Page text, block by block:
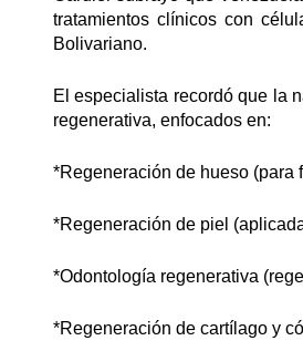
tratamientos clínicos con
Bolivariano.
El especialista recordó que la
regenerativa, enfocados en:
*Regeneración de hueso (para
*Regeneración de piel
*Odontología regenerativa
*Regeneración de cartílago y